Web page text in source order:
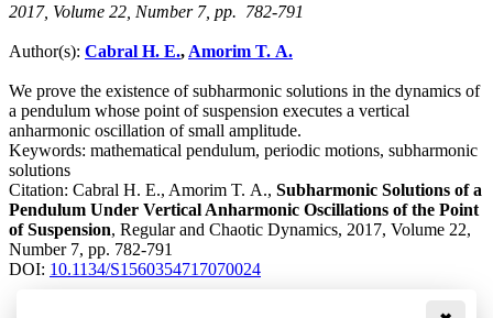
2017, Volume 22, Number 7, pp. 782-791
Author(s): Cabral H. E., Amorim T. A.
We prove the existence of subharmonic solutions in the dynamics of
a pendulum whose point of suspension executes a vertical
anharmonic oscillation of small amplitude.
Keywords: mathematical pendulum, periodic motions, subharmonic
solutions
Citation: Cabral H. E., Amorim T. A., Subharmonic Solutions of a
Pendulum Under Vertical Anharmonic Oscillations of the Point
of Suspension, Regular and Chaotic Dynamics, 2017, Volume 22,
Number 7, pp. 782-791
DOI: 10.1134/S1560354717070024